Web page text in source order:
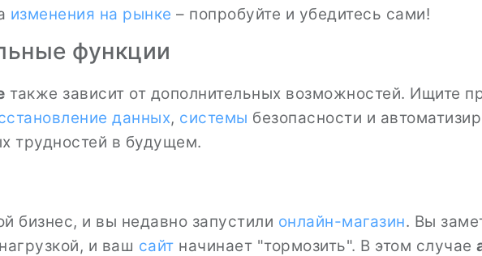
изменения на рынке – попробуйте и убедитесь сами!
функции
также зависит от дополнительных возможностей. Ищите
данных, системы безопасности и
трудностей в будущем.
бизнес, и вы недавно запустили онлайн-магазин. Вы
и ваш сайт начинает "тормозить". В этом случае